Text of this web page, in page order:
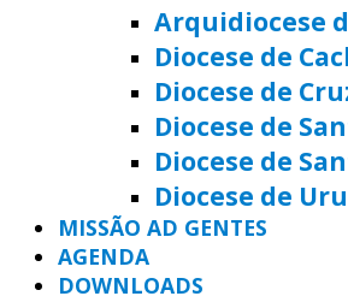
Arquidiocese
Diocese de
Diocese de
Diocese de
Diocese de
Diocese de
MISSÃO AD GENTES
AGENDA
DOWNLOADS